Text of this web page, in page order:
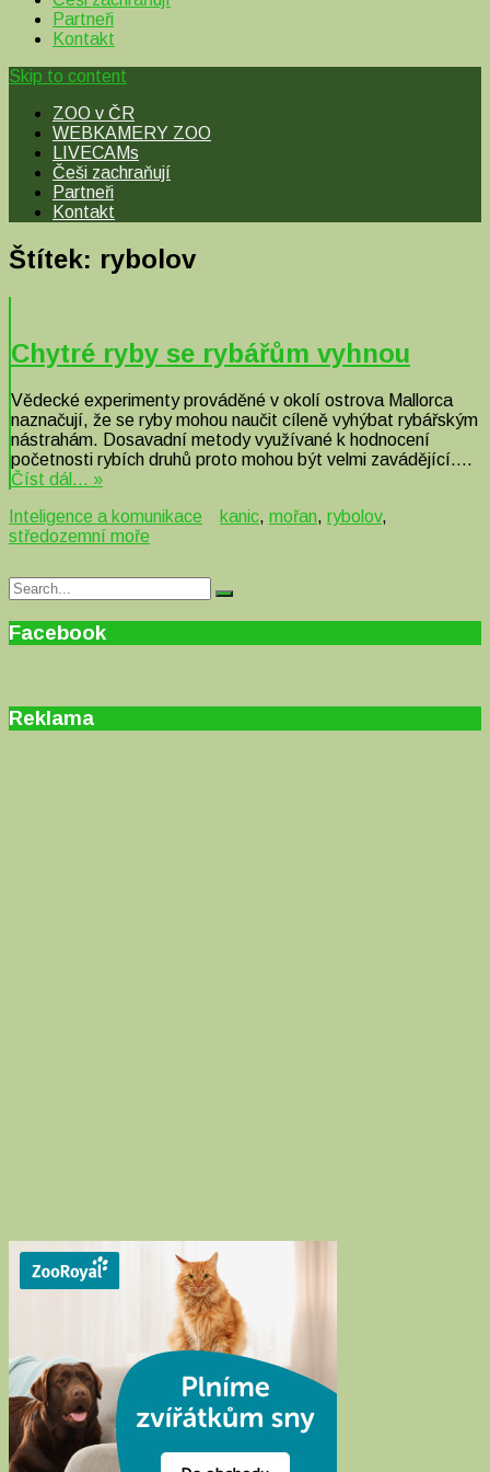
Partneři
Kontakt
Skip to content
ZOO v ČR
WEBKAMERY ZOO
LIVECAMs
Češi zachraňují
Partneři
Kontakt
Štítek: rybolov
Chytré ryby se rybářům vyhnou
Vědecké experimenty prováděné v okolí ostrova Mallorca
naznačují, že se ryby mohou naučit cíleně vyhýbat rybářským
nástrahám. Dosavadní metody využívané k hodnocení
početnosti rybích druhů proto mohou být velmi zavádějící….
Číst dál… »
Inteligence a komunikace
kanic, mořan, rybolov,
středozemní moře
Search
for:
Search
Facebook
Reklama